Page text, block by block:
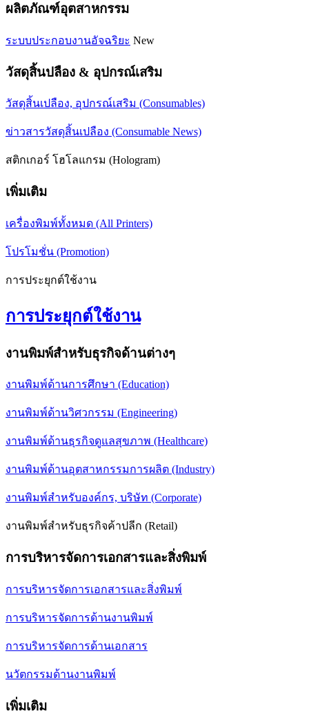
ผลิตภัณฑ์อุตสาหกรรม
ระบบประกอบงานอัจฉริยะ New
วัสดุสิ้นปลือง & อุปกรณ์เสริม
วัสดุสิ้นเปลือง, อุปกรณ์เสริม (Consumables)
ข่าวสารวัสดุสิ้นเปลือง (Consumable News)
สติกเกอร์ โฮโลแกรม (Hologram)
เพิ่มเติม
เครื่องพิมพ์ทั้งหมด (All Printers)
โปรโมชั่น (Promotion)
การประยุกต์ใช้งาน
การประยุกต์ใช้งาน
งานพิมพ์สำหรับธุรกิจด้านต่างๆ
งานพิมพ์ด้านการศึกษา (Education)
งานพิมพ์ด้านวิศวกรรม (Engineering)
งานพิมพ์ด้านธุรกิจดูแลสุขภาพ (Healthcare)
งานพิมพ์ด้านอุตสาหกรรมการผลิต (Industry)
งานพิมพ์สำหรับองค์กร, บริษัท (Corporate)
งานพิมพ์สำหรับธุรกิจค้าปลีก (Retail)
การบริหารจัดการเอกสารและสิ่งพิมพ์
การบริหารจัดการเอกสารและสิ่งพิมพ์
การบริหารจัดการด้านงานพิมพ์
การบริหารจัดการด้านเอกสาร
นวัตกรรมด้านงานพิมพ์
เพิ่มเติม